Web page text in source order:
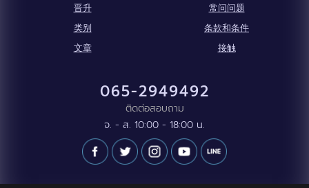
晋升
常问问题
类别
条款和条件
文章
接触
065-2949492
ติดต่อสอบถาม
จ. - ส. 10:00 - 18:00 น.